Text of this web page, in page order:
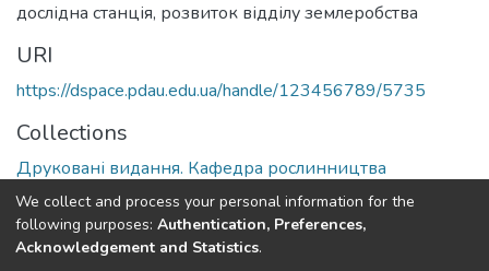
дослідна станція, розвиток відділу землеробства
URI
https://dspace.pdau.edu.ua/handle/123456789/5735
Collections
Друковані видання. Кафедра рослинництва
Full item page
We collect and process your personal information for the
following purposes: Authentication, Preferences,
Acknowledgement and Statistics.